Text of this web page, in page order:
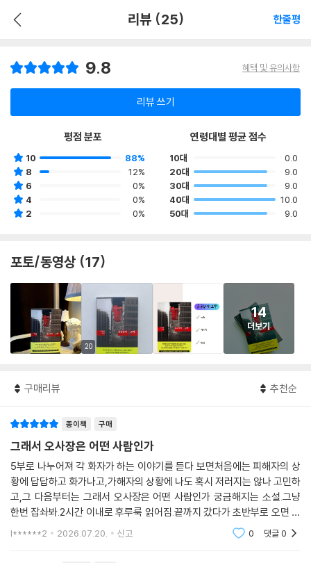
리뷰 (25) 한줄평
9.8 혜택 및 유의사항
리뷰 쓰기
평점 분포
10
88%
8
12%
6
0%
4
0%
2
0%
연령대별 평균 점수
10대
0.0
20대
9.0
30대
9.0
40대
10.0
50대
9.0
포토/동영상 (17)
20
14
더보기
구매리뷰 추천순
종이책 구매
그래서 오사장은 어떤 사람인가
5부로 나누어져 각 화자가 하는 이야기를 듣다 보면처음에는 피해자의 상
황에 답답하고 화가나고,가해자의 상황에 나도 혹시 저러지는 않나 고민하
고,그 다음부터는 그래서 오사장은 어떤 사람인가 궁금해지는 소설.그냥
한번 잡솨봐.2시간 이내로 후루룩 읽어짐.끝까지 갔다가 초반부로 오면 오
사장은 어떤 마음이었을지 너무 궁금해짐.
l******2 2026.07.20. 신고 0 댓글0